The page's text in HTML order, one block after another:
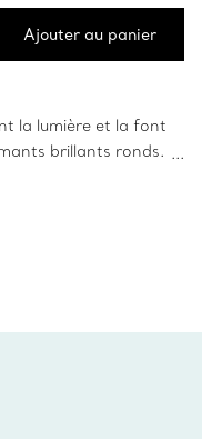
Ajouter au panier
la lumière et la font
brillants ronds.